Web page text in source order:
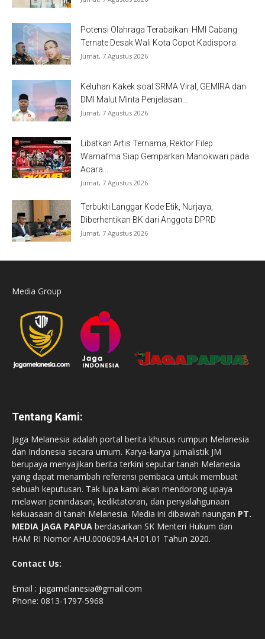
Potensi Olahraga Terabaikan: HMI Cabang
Ternate Desak Wali Kota Copot Kadispora
Jumat, 7 Agustus 2026
Keluhan Kakek soal SRMA Viral, GEMIRA dan
DMI Malut Minta Penjelasan...
Jumat, 7 Agustus 2026
Libatkan Artis Ternama, Rektor Filep
Wamafma Siap Gemparkan Manokwari pada
Acara...
Jumat, 7 Agustus 2026
Terbukti Langgar Kode Etik, Nurjaya,
Diberhentikan BK dari Anggota DPRD
Jumat, 7 Agustus 2026
Media Group
Tentang Kami:
Jaga Melanesia adalah portal berita khusus rumpun Melanesia
dan Indonesia secara umum. Karya-karya jurnalistik JM
berupaya menyajikan berita terkini seputar tanah Melanesia
yang dapat menambah referensi pembaca untuk membuat
sebuah keputusan. Tak lupa kami akan mendorong upaya
melawan penindasan, kediktatoran, dan penyalahgunaan
kekuasaan di tanah Melanesia. Media ini dibawah naungan PT.
MEDIA JAGA PAPUA berdasarkan SK Menteri Hukum dan
HAM RI Nomor AHU.0006094.AH.01.01 Tahun 2020.
Contact Us:
Email : jagamelanesia@gmail.com
Phone: 0813-1797-5968